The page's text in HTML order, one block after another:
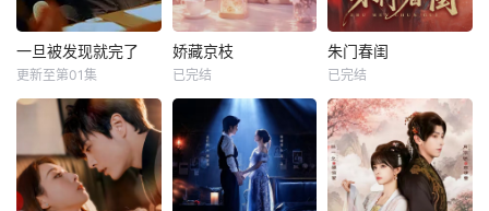
一旦被发现就完了
更新至第01集
娇藏京枝
已完结
朱门春闺
已完结